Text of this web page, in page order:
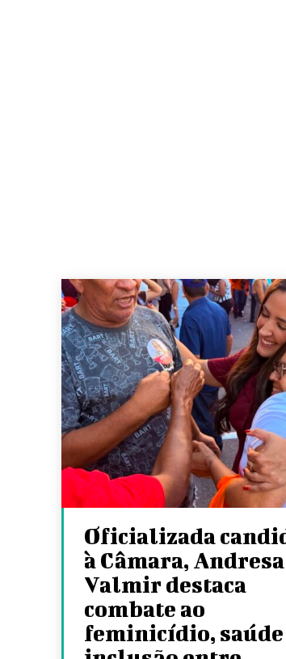
Oficializada
à Câmara,
Valmir destaca
combate ao
feminicídio, saúde